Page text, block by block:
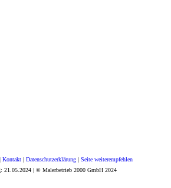
| Kontakt | Datenschutzerklärung | Seite weiterempfehlen
21.05.2024 | © Malerbetrieb 2000 GmbH 2024